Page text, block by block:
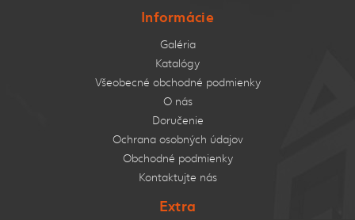
Informácie
Galéria
Katalógy
Všeobecné obchodné podmienky
O nás
Doručenie
Ochrana osobných údajov
Obchodné podmienky
Kontaktujte nás
Extra